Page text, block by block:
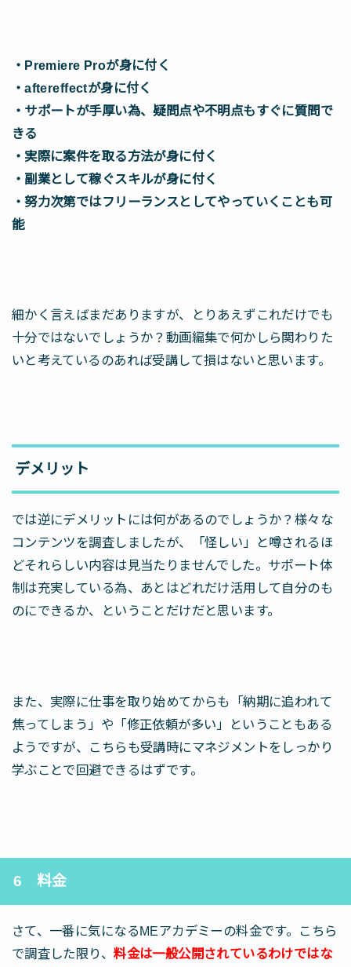
・Premiere Proが身に付く
・aftereffectが身に付く
・サポートが手厚い為、疑問点や不明点もすぐに質問で
きる
・実際に案件を取る方法が身に付く
・副業として稼ぐスキルが身に付く
・努力次第ではフリーランスとしてやっていくことも可
能
細かく言えばまだありますが、とりあえずこれだけでも
十分ではないでしょうか？動画編集で何かしら関わりた
いと考えているのあれば受講して損はないと思います。
デメリット
では逆にデメリットには何があるのでしょうか？様々な
コンテンツを調査しましたが、「怪しい」と噂されるほ
どそれらしい内容は見当たりませんでした。サポート体
制は充実している為、あとはどれだけ活用して自分のも
のにできるか、ということだけだと思います。
また、実際に仕事を取り始めてからも「納期に追われて
焦ってしまう」や「修正依頼が多い」ということもある
ようですが、こちらも受講時にマネジメントをしっかり
学ぶことで回避できるはずです。
6 料金
さて、一番に気になるMEアカデミーの料金です。こちら
で調査した限り、料金は一般公開されているわけではな